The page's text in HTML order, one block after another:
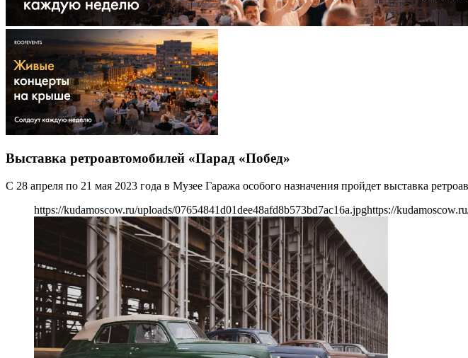
Выставка ретроавтомобилей «Парад «Побед»
С 28 апреля по 21 мая 2023 года в Музее Гаража особого назначения пройдет выставка
https://kudamoscow.ru/uploads/07654841d01dee48afd8b573bd7ac16a.jpghttps://